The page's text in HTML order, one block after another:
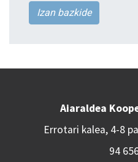
Izan bazkide
Aiaraldea
Errotari kalea, 4-8
94